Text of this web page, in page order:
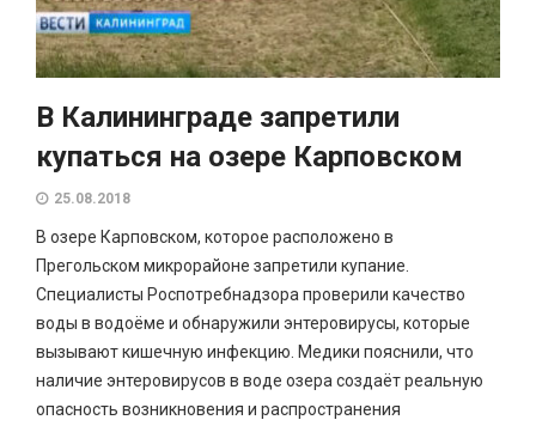
В Калининграде запретили
купаться на озере Карповском
25.08.2018
В озере Карповском, которое расположено в
Прегольском микрорайоне запретили купание.
Специалисты Роспотребнадзора проверили качество
воды в водоёме и обнаружили энтеровирусы, которые
вызывают кишечную инфекцию. Медики пояснили, что
наличие энтеровирусов в воде озера создаёт реальную
опасность возникновения и распространения